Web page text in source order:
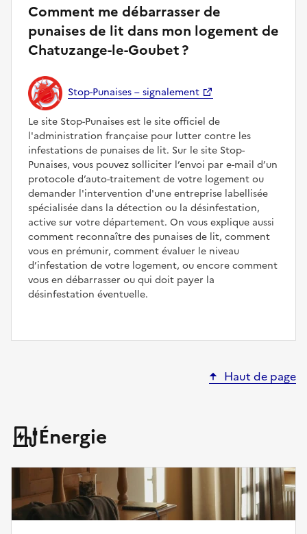
Comment me débarrasser de
punaises de lit dans mon logement de
Chatuzange-le-Goubet ?
Stop-Punaises – signalement
Le site Stop-Punaises est le site officiel de
l'administration française pour lutter contre les
infestations de punaises de lit. Sur le site Stop-
Punaises, vous pouvez solliciter l’envoi par e-mail d’un
protocole d’auto-traitement de votre logement ou
demander l'intervention d'une entreprise labellisée
spécialisée dans la détection ou la désinfestation,
active sur votre département. On vous explique aussi
comment reconnaître des punaises de lit, comment
vous en prémunir, comment évaluer le niveau
d’infestation de votre logement, ou encore comment
vous en débarrasser ou qui doit payer la
désinfestation éventuelle.
Haut de page
Énergie